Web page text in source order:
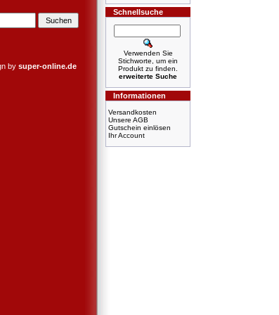
by super-online.de
Schnellsuche
Verwenden Sie
Stichworte, um ein
Produkt zu finden.
erweiterte Suche
Informationen
Versandkosten
Unsere AGB
Gutschein einlösen
Ihr Account